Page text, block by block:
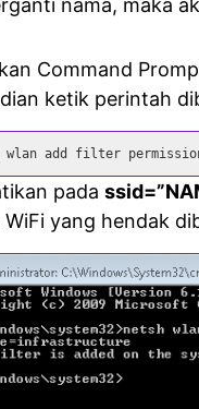
nama, maka
Command
ketik perintah
wlan add filter
pada
WiFi yang hendak